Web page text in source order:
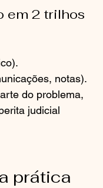
em 2 trilhos
notas).
do problema,
judicial
prática